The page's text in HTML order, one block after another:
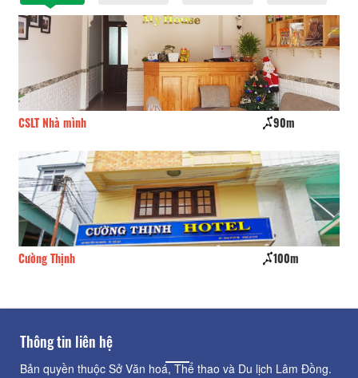
CSLT Nhà mình 90m
Cường Thịnh 100m
Thông tin liên hệ
Bản quyền thuộc Sở Văn hoá, Thể thao và Du lịch Lâm Đồng.